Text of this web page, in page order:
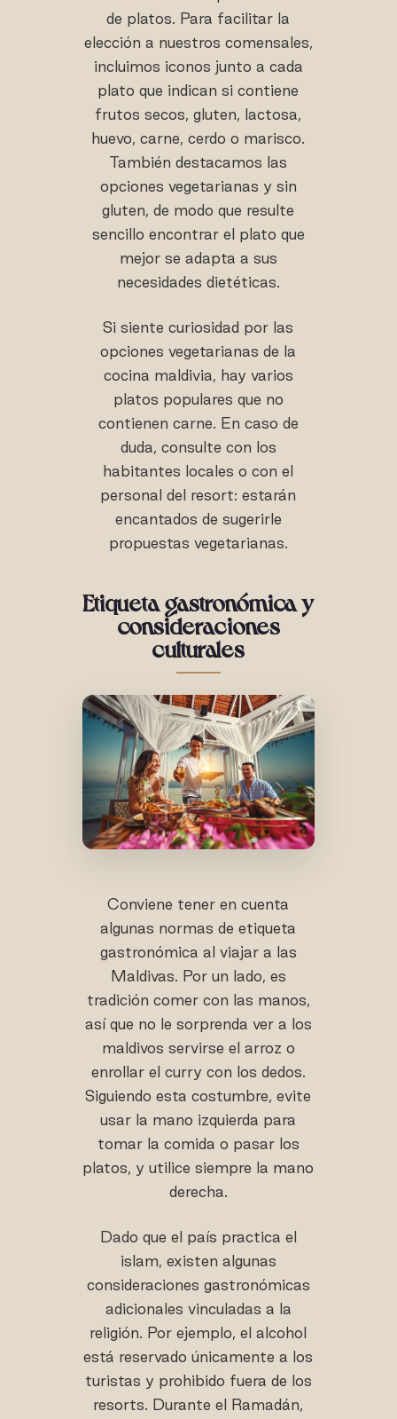
de platos. Para facilitar la
elección a nuestros comensales,
incluimos iconos junto a cada
plato que indican si contiene
frutos secos, gluten, lactosa,
huevo, carne, cerdo o marisco.
También destacamos las
opciones vegetarianas y sin
gluten, de modo que resulte
sencillo encontrar el plato que
mejor se adapta a sus
necesidades dietéticas.
Si siente curiosidad por las
opciones vegetarianas de la
cocina maldivia, hay varios
platos populares que no
contienen carne. En caso de
duda, consulte con los
habitantes locales o con el
personal del resort: estarán
encantados de sugerirle
propuestas vegetarianas.
Etiqueta gastronómica y
consideraciones
culturales
Conviene tener en cuenta
algunas normas de etiqueta
gastronómica al viajar a las
Maldivas. Por un lado, es
tradición comer con las manos,
así que no le sorprenda ver a los
maldivos servirse el arroz o
enrollar el curry con los dedos.
Siguiendo esta costumbre, evite
usar la mano izquierda para
tomar la comida o pasar los
platos, y utilice siempre la mano
derecha.
Dado que el país practica el
islam, existen algunas
consideraciones gastronómicas
adicionales vinculadas a la
religión. Por ejemplo, el alcohol
está reservado únicamente a los
turistas y prohibido fuera de los
resorts. Durante el Ramadán,